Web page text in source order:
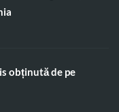
obținută de pe